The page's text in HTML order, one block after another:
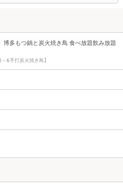
博多もつ鍋と炭火焼き鳥 食べ放題飲み放題
&手打炭火焼き鳥】